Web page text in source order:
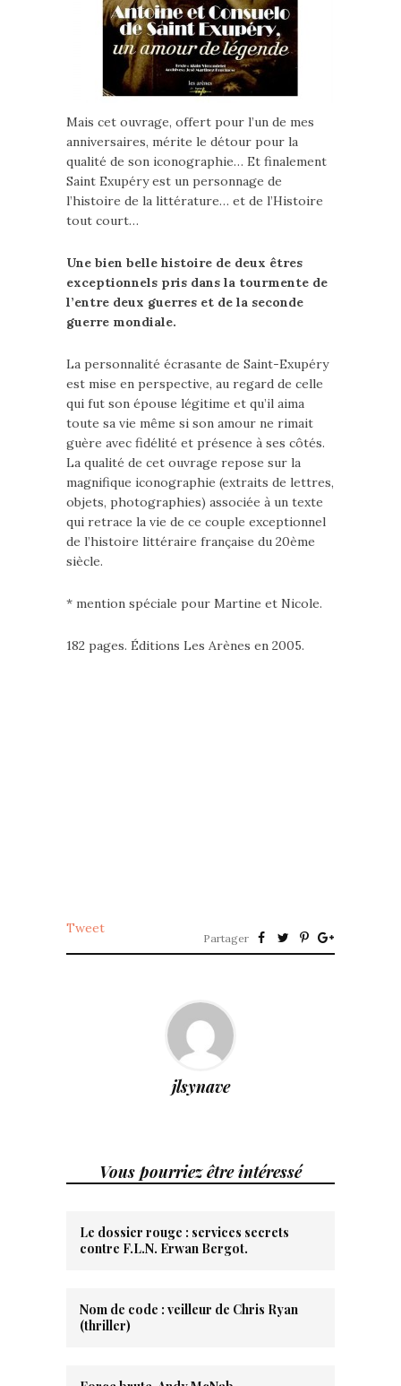
Mais cet ouvrage, offert pour l’un de mes
anniversaires, mérite le détour pour la
qualité de son iconographie… Et finalement
Saint Exupéry est un personnage de
l’histoire de la littérature… et de l’Histoire
tout court…
Une bien belle histoire de deux êtres
exceptionnels pris dans la tourmente de
l’entre deux guerres et de la seconde
guerre mondiale.
La personnalité écrasante de Saint-Exupéry
est mise en perspective, au regard de celle
qui fut son épouse légitime et qu’il aima
toute sa vie même si son amour ne rimait
guère avec fidélité et présence à ses côtés.
La qualité de cet ouvrage repose sur la
magnifique iconographie (extraits de lettres,
objets, photographies) associée à un texte
qui retrace la vie de ce couple exceptionnel
de l’histoire littéraire française du 20ème
siècle.
* mention spéciale pour Martine et Nicole.
182 pages. Éditions Les Arènes en 2005.
Tweet
Partager
jlsynave
Vous pourriez être intéressé
Le dossier rouge : services secrets
contre F.L.N. Erwan Bergot.
Nom de code : veilleur de Chris Ryan
(thriller)